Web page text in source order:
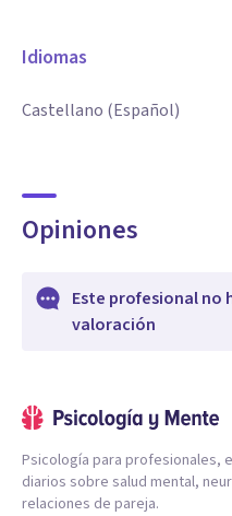
Idiomas
Castellano (Español)
Opiniones
Este profesional no
valoración
Psicología para profesionales,
diarios sobre salud mental,
relaciones de pareja.